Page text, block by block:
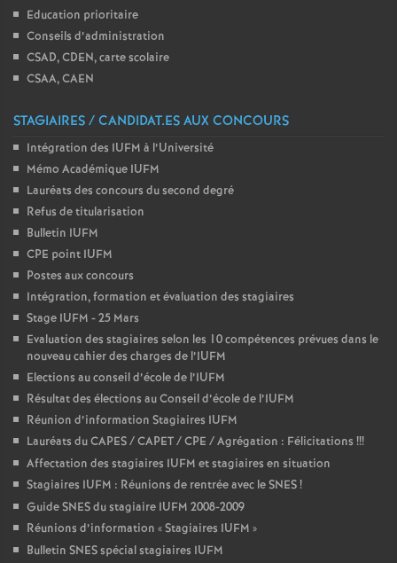
Education prioritaire
Conseils d’administration
CSAD, CDEN, carte scolaire
CSAA, CAEN
STAGIAIRES / CANDIDAT.ES AUX CONCOURS
Intégration des IUFM à l’Université
Mémo Académique IUFM
Lauréats des concours du second degré
Refus de titularisation
Bulletin IUFM
CPE point IUFM
Postes aux concours
Intégration, formation et évaluation des stagiaires
Stage IUFM - 25 Mars
Evaluation des stagiaires selon les 10 compétences prévues dans le
nouveau cahier des charges de l’IUFM
Elections au conseil d’école de l’IUFM
Résultat des élections au Conseil d’école de l’IUFM
Réunion d’information Stagiaires IUFM
Lauréats du CAPES / CAPET / CPE / Agrégation : Félicitations !!!
Affectation des stagiaires IUFM et stagiaires en situation
Stagiaires IUFM : Réunions de rentrée avec le SNES!
Guide SNES du stagiaire IUFM 2008-2009
Réunions d’information «Stagiaires IUFM »
Bulletin SNES spécial stagiaires IUFM